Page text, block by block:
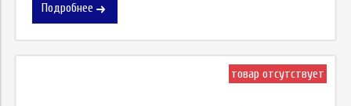
Подробнее
товар отсутствует